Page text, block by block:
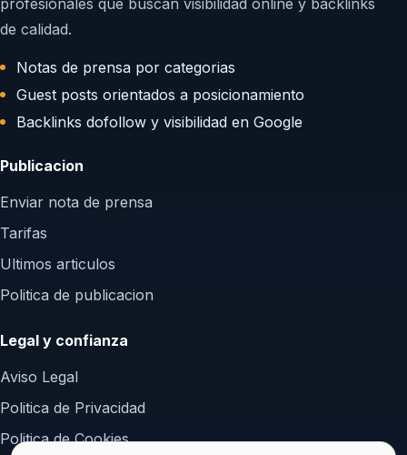
de calidad.
Notas de prensa por categorias
Guest posts orientados a posicionamiento
Backlinks dofollow y visibilidad en Google
Publicacion
Enviar nota de prensa
Tarifas
Ultimos articulos
Politica de publicacion
Legal y confianza
Aviso Legal
Politica de Privacidad
Politica de Cookies